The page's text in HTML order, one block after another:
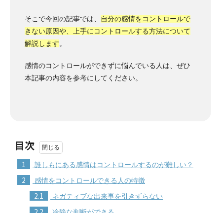
そこで今回の記事では、
自分の感情をコントロールで
きない原因や、上手にコントロールする方法について
解説します。
感情のコントロールができずに悩んでいる人は、ぜひ
本記事の内容を参考にしてください。
目次
1 誰しもにある感情はコントロールするのが難しい？
2 感情をコントロールできる人の特徴
2.1 ネガティブな出来事を引きずらない